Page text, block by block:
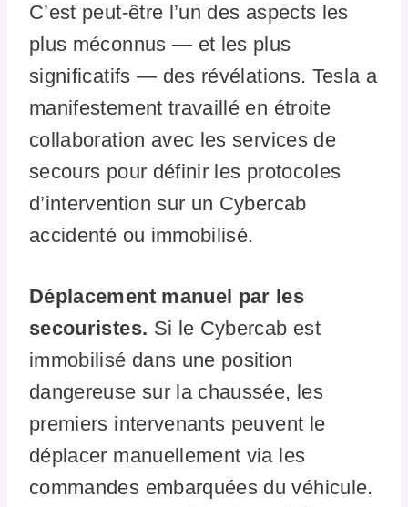
C’est peut-être l’un des aspects les
plus méconnus — et les plus
significatifs — des révélations. Tesla a
manifestement travaillé en étroite
collaboration avec les services de
secours pour définir les protocoles
d’intervention sur un Cybercab
accidenté ou immobilisé.
Déplacement manuel par les
secouristes. Si le Cybercab est
immobilisé dans une position
dangereuse sur la chaussée, les
premiers intervenants peuvent le
déplacer manuellement via les
commandes embarquées du véhicule.